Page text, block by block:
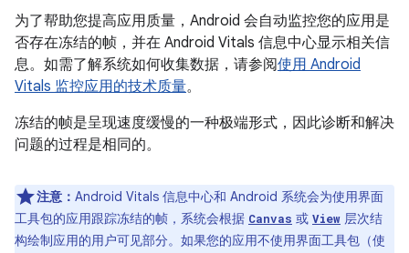
为了帮助您提高应用质量，Android 会自动监控您的应用是
否存在冻结的帧，并在 Android Vitals 信息中心显示相关信
息。如需了解系统如何收集数据，请参阅使用 Android
Vitals 监控应用的技术质量。
冻结的帧是呈现速度缓慢的一种极端形式，因此诊断和解决
问题的过程是相同的。
注意： Android Vitals 信息中心和 Android 系统会为使用界面
工具包的应用跟踪冻结的帧，系统会根据 Canvas 或 View 层次结
构绘制应用的用户可见部分。如果您的应用不使用界面工具包（使